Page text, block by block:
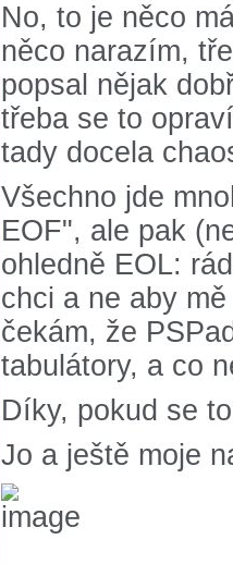
No, to je něco
něco narazím,
popsal nějak
třeba se to
tady docela
Všechno jde
EOF", ale pak
ohledně EOL:
chci a ne aby
čekám, že
tabulátory, a co
Díky, pokud se
Jo a ještě moje